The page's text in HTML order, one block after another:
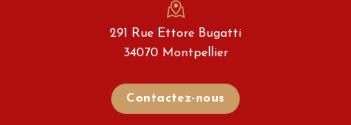
291 Rue Ettore Bugatti
34070 Montpellier
Contactez-nous